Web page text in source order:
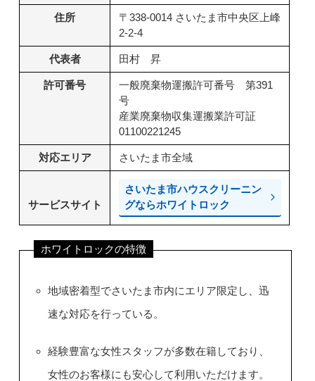
住所
〒338-0014 さいたま市中央区上峰
2-2-4
代表者 田村 昇
許可番号
一般廃棄物運搬許可番号 第391
号
産業廃棄物収集運搬業許可証
01100221245
対応エリア さいたま市全域
サービスサイト
さいたま市ハウスクリーニン
グならホワイトロック
ホワイトロックの特徴
地域密着型でさいたま市内にエリア限定し、迅
速な対応を行っている。
経験豊富な女性スタッフが多数在籍しており、
女性のお客様にも安心して利用いただけます。